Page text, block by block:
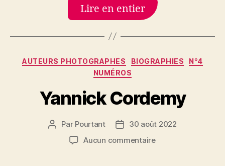
Lire en entier
Catégories
AUTEURS PHOTOGRAPHES BIOGRAPHIES
N°4
NUMÉROS
Yannick Cordemy
Auteur
l’article
Par Pourtant
Date30 août 2022
Aucun commentairesur